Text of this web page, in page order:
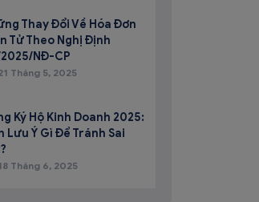
Thay Đổi Về Hóa Đơn
Tử Theo Nghị Định
NĐ-CP
Tháng 5, 2025
Ký Hộ Kinh Doanh 2025:
Lưu Ý Gì Để Tránh Sai
Tháng 6, 2025